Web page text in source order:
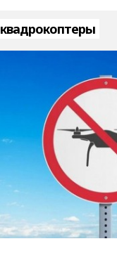
квадрокоптеры